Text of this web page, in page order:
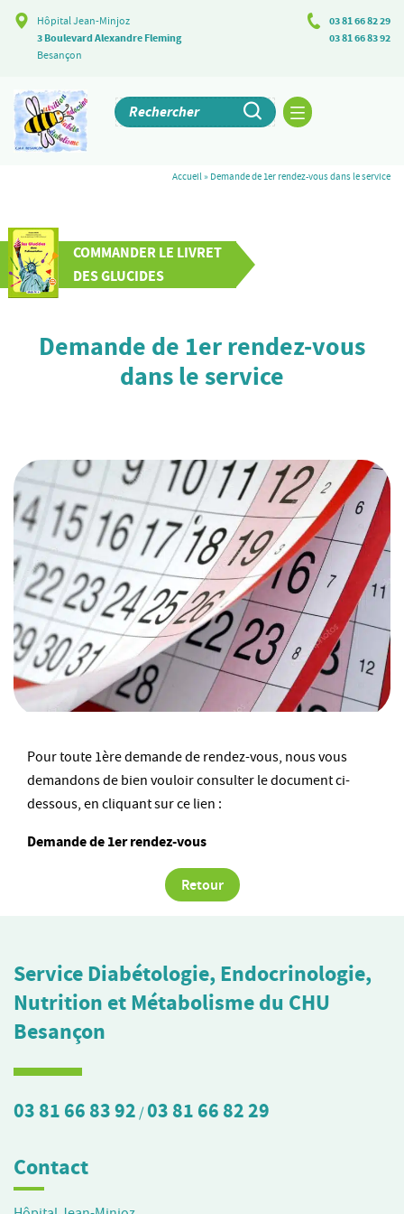
Hôpital Jean-Minjoz
3 Boulevard Alexandre Fleming
Besançon
03 81 66 82 29
03 81 66 83 92
Accueil» Demande de 1er rendez-vous dans le service
COMMANDER LE LIVRET
DES GLUCIDES
Demande de 1er rendez-vous
dans le service
Pour toute 1ère demande de rendez-vous, nous vous
demandons de bien vouloir consulter le document ci-
dessous, en cliquant sur ce lien :
Demande de 1er rendez-vous
Retour
Service Diabétologie, Endocrinologie,
Nutrition et Métabolisme du CHU
Besançon
03 81 66 83 92 /03 81 66 82 29
Contact